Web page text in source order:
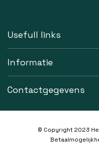
Usefull links
Informatie
Contactgegevens
© Copyright 2023